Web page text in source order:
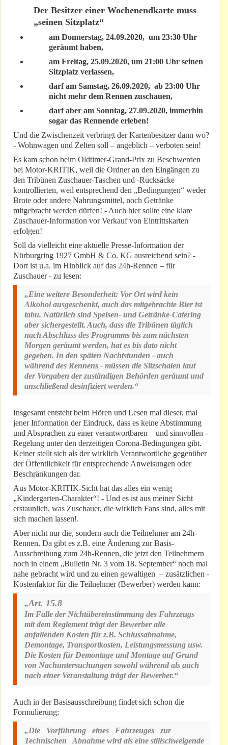
Der Besitzer einer Wochenendkarte muss
„seinen Sitzplatz“
am Donnerstag, 24.09.2020, um 23:30 Uhr
geräumt haben,
am Freitag, 25.09.2020, um 21:00 Uhr seinen
Sitzplatz verlassen,
darf am Samstag, 26.09.2020, ab 23:00 Uhr
nicht mehr dem Rennen zuschauen,
darf aber am Sonntag, 27.09.2020, immerhin
sogar das Rennende erleben!
Und die Zwischenzeit verbringt der Kartenbesitzer dann wo?
- Wohnwagen und Zelten soll – angeblich – verboten sein!
Es kam schon beim Oldtimer-Grand-Prix zu Beschwerden
bei Motor-KRITIK, weil die Ordner an den Eingängen zu
den Tribünen Zuschauer-Taschen und -Rucksäcke
kontrollierten, weil entsprechend den „Bedingungen“ weder
Brote oder andere Nahrungsmittel, noch Getränke
mitgebracht werden dürfen! - Auch hier sollte eine klare
Zuschauer-Information vor Verkauf von Eintrittskarten
erfolgen!
Soll da vielleicht eine aktuelle Presse-Information der
Nürburgring 1927 GmbH & Co. KG ausreichend sein? -
Dort ist u.a. im Hinblick auf das 24h-Rennen – für
Zuschauer - zu lesen:
„Eine weitere Besonderheit: Vor Ort wird kein
Alkohol ausgeschenkt, auch das mitgebrachte Bier ist
tabu. Natürlich sind Speisen- und Getränke-Catering
aber sichergestellt. Auch, dass die Tribünen täglich
nach Abschluss des Programms bis zum nächsten
Morgen geräumt werden, hat es bis dato nicht
gegeben. In den späten Nachtstunden - auch
während des Rennens - müssen die Sitzschalen laut
der Vorgaben der zuständigen Behörden geräumt und
anschließend desinfiziert werden.“
Insgesamt entsteht beim Hören und Lesen mal dieser, mal
jener Information der Eindruck, dass es keine Abstimmung
und Absprachen zu einer verantwortbaren – und sinnvollen -
Regelung unter den derzeitigen Corona-Bedingungen gibt.
Keiner stellt sich als der wirklich Verantwortliche gegenüber
der Öffentlichkeit für entsprechende Anweisungen oder
Beschränkungen dar.
Aus Motor-KRITIK-Sicht hat das alles ein wenig
„Kindergarten-Charakter“! - Und es ist aus meiner Sicht
erstaunlich, was Zuschauer, die wirklich Fans sind, alles mit
sich machen lassen!.
Aber nicht nur die, sondern auch die Teilnehmer am 24h-
Rennen. Da gibt es z.B. eine Änderung zur Basis-
Ausschreibung zum 24h-Rennen, die jetzt den Teilnehmern
noch in einem „Bulletin Nr. 3 vom 18. September“ noch mal
nahe gebracht wird und zu einen gewaltigen – zusätzlichen -
Kostenfaktor für die Teilnehmer (Bewerber) werden kann:
„Art. 15.8
Im Falle der Nichtübereinstimmung des Fahrzeugs
mit dem Reglement trägt der Bewerber alle
anfallenden Kosten für z.B. Schlussabnahme,
Demontage, Transportkosten, Leistungsmessung usw.
Die Kosten für Demontage und Montage auf Grund
von Nachuntersuchungen sowohl während als auch
nach einer Veranstaltung trägt der Bewerber.“
Auch in der Basisausschreibung findet sich schon die
Formulierung:
„Die Vorführung eines Fahrzeuges zur
Technischen Abnahme wird als eine stillschweigende